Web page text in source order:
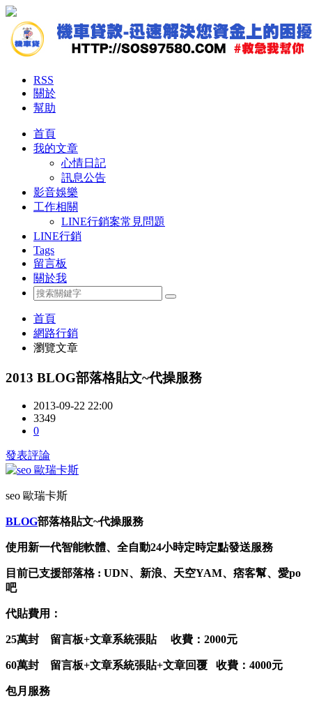
RSS
關於
幫助
首頁
我的文章
心情日記
訊息公告
影音娛樂
工作相關
LINE行銷案常見問題
LINE行銷
Tags
留言板
關於我
首頁
網路行銷
瀏覽文章
2013 BLOG部落格貼文~代操服務
2013-09-22 22:00
3349
0
發表評論
seo 歐瑞卡斯
BLOG部落格貼文~代操服務
使用新一代智能軟體、全自動24小時定時定點發送服務
目前已支援部落格 : UDN、新浪、天空YAM、痞客幫、愛po
吧
代貼費用：
25萬封 留言板+文章系統張貼 收費：2000元
60萬封 留言板+文章系統張貼+文章回覆 收費：4000元
包月服務